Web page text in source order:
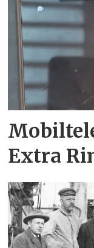
Extra